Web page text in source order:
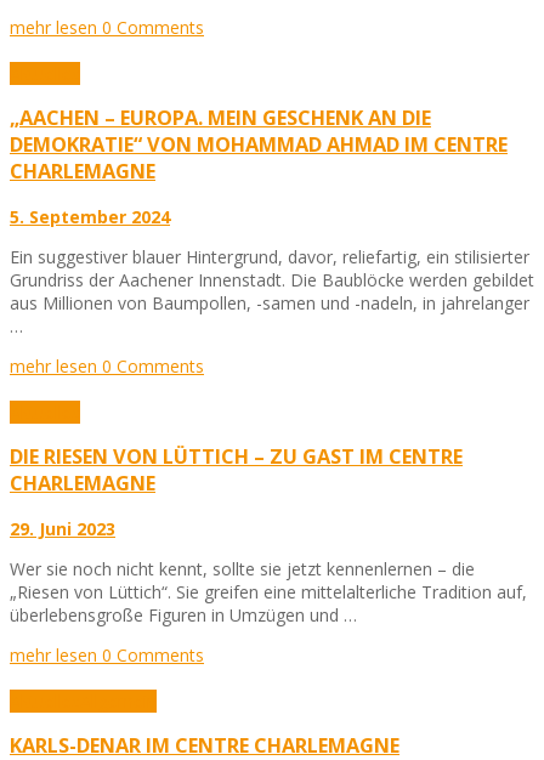
mehr lesen 0 Comments
„AACHEN – EUROPA. MEIN GESCHENK AN DIE
DEMOKRATIE“ VON MOHAMMAD AHMAD IM CENTRE
CHARLEMAGNE
5. September 2024
Ein suggestiver blauer Hintergrund, davor, reliefartig, ein stilisierter
Grundriss der Aachener Innenstadt. Die Baublöcke werden gebildet
aus Millionen von Baumpollen, -samen und -nadeln, in jahrelanger
…
mehr lesen 0 Comments
DIE RIESEN VON LÜTTICH – ZU GAST IM CENTRE
CHARLEMAGNE
29. Juni 2023
Wer sie noch nicht kennt, sollte sie jetzt kennenlernen – die
„Riesen von Lüttich“. Sie greifen eine mittelalterliche Tradition auf,
überlebensgroße Figuren in Umzügen und …
mehr lesen 0 Comments
KARLS-DENAR IM CENTRE CHARLEMAGNE